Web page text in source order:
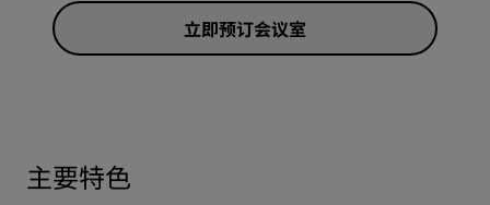
立即预订会议室
主要特色